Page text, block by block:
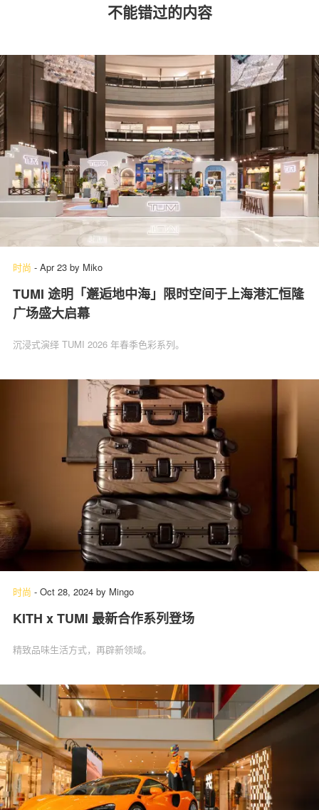
不能错过的内容
时尚 - Apr 23 by Miko
TUMI 途明「邂逅地中海」限时空间于上海港汇恒隆
广场盛大启幕
沉浸式演绎 TUMI 2026 年春季色彩系列。
时尚 - Oct 28, 2024 by Mingo
KITH x TUMI 最新合作系列登场
精致品味生活方式，再辟新领域。